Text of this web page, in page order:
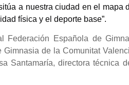
a nuestra ciudad en el mapa
física y el deporte base”.
Federación Española de
de la Comunitat
Santamaría, directora técnica